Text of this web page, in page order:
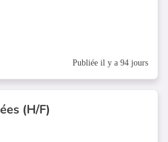
Publiée il y a 94 jours
(H/F)